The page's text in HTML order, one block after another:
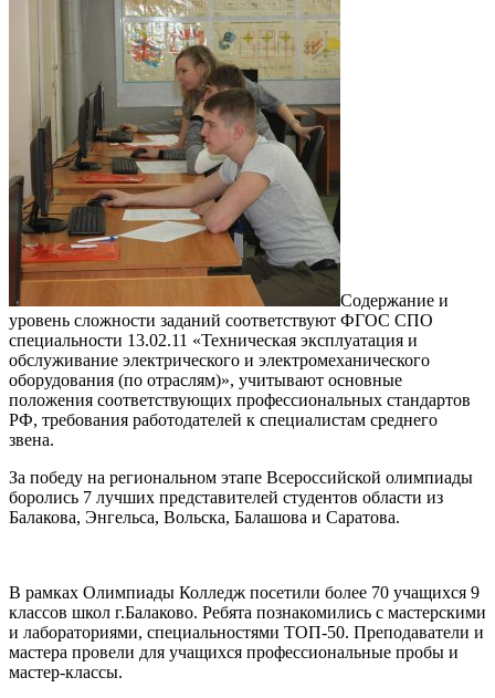
Содержание и
уровень сложности заданий соответствуют ФГОС СПО
специальности 13.02.11 «Техническая эксплуатация и
обслуживание электрического и электромеханического
оборудования (по отраслям)», учитывают основные
положения соответствующих профессиональных стандартов
РФ, требования работодателей к специалистам среднего
звена.
За победу на региональном этапе Всероссийской олимпиады
боролись 7 лучших представителей студентов области из
Балакова, Энгельса, Вольска, Балашова и Саратова.
В рамках Олимпиады Колледж посетили более 70 учащихся 9
классов школ г.Балаково. Ребята познакомились с мастерскими
и лабораториями, специальностями ТОП-50. Преподаватели и
мастера провели для учащихся профессиональные пробы и
мастер-классы.